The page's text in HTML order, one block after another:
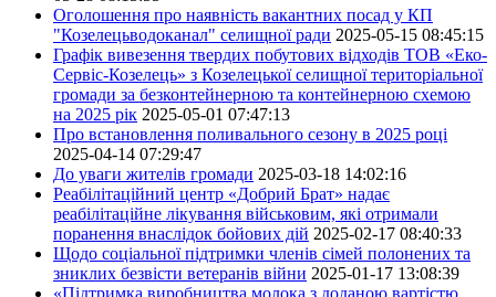
Оголошення про наявність вакантних посад у КП
"Козелецьводоканал" селищної ради 2025-05-15 08:45:15
Графік вивезення твердих побутових відходів ТОВ «Еко-
Сервіс-Козелець» з Козелецької селищної територіальної
громади за безконтейнерною та контейнерною схемою
на 2025 рік 2025-05-01 07:47:13
Про встановлення поливального сезону в 2025 році
2025-04-14 07:29:47
До уваги жителів громади 2025-03-18 14:02:16
Реабілітаційний центр «Добрий Брат» надає
реабілітаційне лікування військовим, які отримали
поранення внаслідок бойових дій 2025-02-17 08:40:33
Щодо соціальної підтримки членів сімей полонених та
зниклих безвісти ветеранів війни 2025-01-17 13:08:39
«Підтримка виробництва молока з доданою вартістю